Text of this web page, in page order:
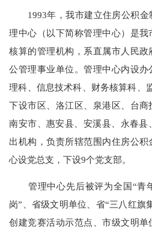
1993年，我市建立住房公积金
理中心（以下简称管理中心）是
核算的管理机构，系直属市人民
公管理事业单位。管理中心内设
理科、信息技术科、财务核算科、
下设市区、洛江区、泉港区、台商
南安市、惠安县、安溪县、永春县
出机构，负责所辖范围内住房公
心设党总支，下设9个党支部。
管理中心先后被评为全国“青
岗”、省级文明单位、省“三八红旗
创建竞赛活动示范点、市级文明